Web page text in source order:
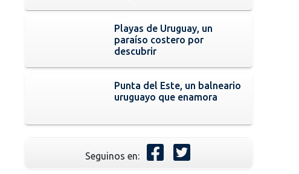
Playas de Uruguay, un
paraíso costero por
descubrir
Punta del Este, un balneario
uruguayo que enamora
Seguinos en: